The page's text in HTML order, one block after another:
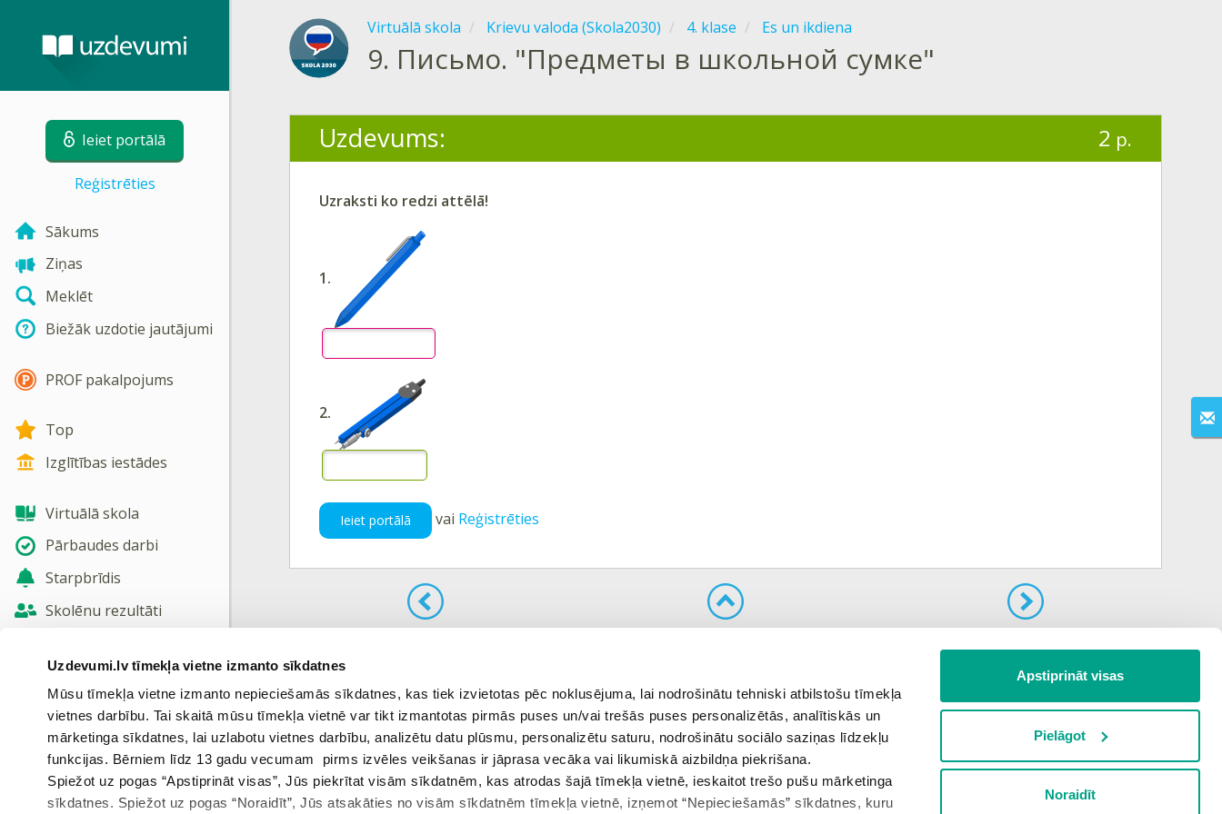
Uzdevumi.lv tīmekļa vietne izmanto sīkdatnes
Mūsu tīmekļa vietne izmanto nepieciešamās sīkdatnes, kas tiek izvietotas pēc noklusējuma, lai nodrošinātu tehniski atbilstošu tīmekļa
vietnes darbību. Tai skaitā mūsu tīmekļa vietnē var tikt izmantotas pirmās puses un/vai trešās puses personalizētās, analītiskās un
mārketinga sīkdatnes, lai uzlabotu vietnes darbību, analizētu datu plūsmu, personalizētu saturu, nodrošinātu sociālo saziņas līdzekļu
funkcijas. Bērniem līdz 13 gadu vecumam pirms izvēles veikšanas ir jāprasa vecāka vai likumiskā aizbildņa piekrišana.
Spiežot uz pogas “Apstiprināt visas”, Jūs piekrītat visām sīkdatnēm, kas atrodas šajā tīmekļa vietnē, ieskaitot trešo pušu mārketinga
sīkdatnes. Spiežot uz pogas “Noraidīt”, Jūs atsakāties no visām sīkdatnēm tīmekļa vietnē, izņemot “Nepieciešamās” sīkdatnes, kuru
Apstiprināt visas
Pielāgot
Noraidīt
Ieiet portālā
Reģistrēties
Sākums
Ziņas
Meklēt
Biežāk uzdotie jautājumi
PROF pakalpojums
Top
Izglītības iestādes
Virtuālā skola
Pārbaudes darbi
Starpbrīdis
Skolēnu rezultāti
Nosūtīt atsauksmi
Skatīt vairāk
Virtuālā skola Krievu valoda (Skola2030) 4. klase Es un ikdiena
9. Письмо. "Предметы в школьной сумке"
Uzdevums: 2 p.
Uzraksti ko redzi attēlā!
1.
2.
Ieiet portālā vai Reģistrēties